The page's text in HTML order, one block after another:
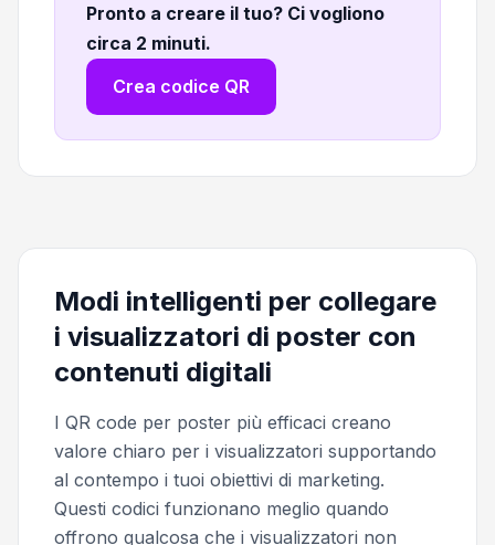
Pronto a creare il tuo? Ci vogliono
circa 2 minuti.
Crea codice QR
Modi intelligenti per collegare
i visualizzatori di poster con
contenuti digitali
I QR code per poster più efficaci creano
valore chiaro per i visualizzatori supportando
al contempo i tuoi obiettivi di marketing.
Questi codici funzionano meglio quando
offrono qualcosa che i visualizzatori non